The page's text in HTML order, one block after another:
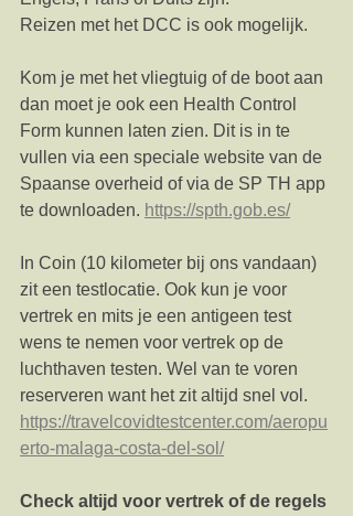
Reizen met het DCC is ook mogelijk.
Kom je met het vliegtuig of de boot aan
dan moet je ook een Health Control
Form kunnen laten zien. Dit is in te
vullen via een speciale website van de
Spaanse overheid of via de SP TH app
te downloaden. https://spth.gob.es/
In Coin (10 kilometer bij ons vandaan)
zit een testlocatie. Ook kun je voor
vertrek en mits je een antigeen test
wens te nemen voor vertrek op de
luchthaven testen. Wel van te voren
reserveren want het zit altijd snel vol.
https://travelcovidtestcenter.com/aeropu
erto-malaga-costa-del-sol/
Check altijd voor vertrek of de regels